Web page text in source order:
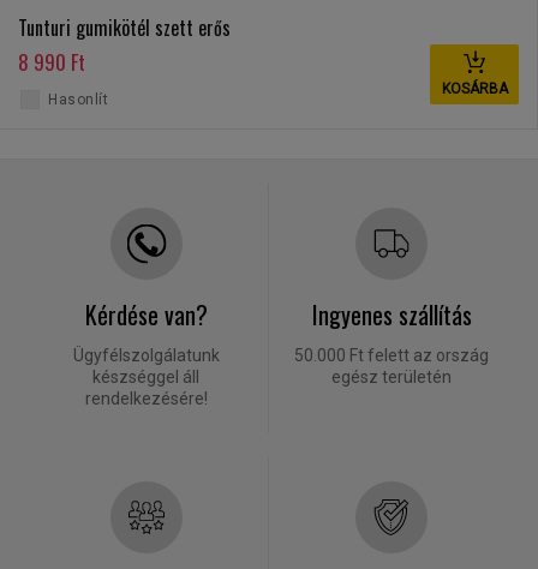
Tunturi gumikötél szett erős
8 990 Ft
KOSÁRBA
Hasonlít
Kérdése van?
Ügyfélszolgálatunk
készséggel áll
rendelkezésére!
Ingyenes szállítás
50.000 Ft felett az ország
egész területén